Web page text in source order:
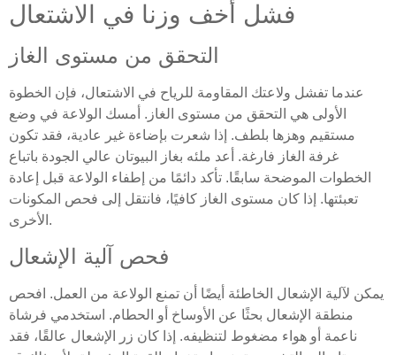
فشل أخف وزنا في الاشتعال
التحقق من مستوى الغاز
عندما تفشل ولاعتك المقاومة للرياح في الاشتعال، فإن الخطوة
الأولى هي التحقق من مستوى الغاز. أمسك الولاعة في وضع
مستقيم وهزها بلطف. إذا شعرت بإضاءة غير عادية، فقد تكون
غرفة الغاز فارغة. أعد ملئه بغاز البيوتان عالي الجودة باتباع
الخطوات الموضحة سابقًا. تأكد دائمًا من إطفاء الولاعة قبل إعادة
تعبئتها. إذا كان مستوى الغاز كافيًا، فانتقل إلى فحص المكونات
الأخرى.
فحص آلية الإشعال
يمكن لآلية الإشعال الخاطئة أيضًا أن تمنع الولاعة من العمل. افحص
منطقة الإشعال بحثًا عن الأوساخ أو الحطام. استخدمي فرشاة
ناعمة أو هواء مضغوط لتنظيفه. إذا كان زر الإشعال عالقًا، فقد